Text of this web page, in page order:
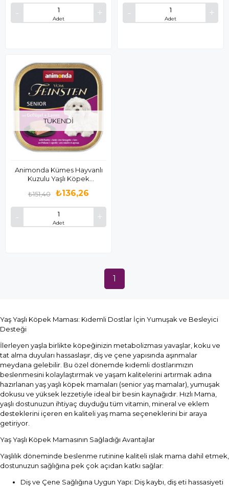
Adet Adet
TÜKENDI
Animonda Kümes Hayvanlı
Kuzulu Yaşlı Köpek
Adet
₺136,26
₺151,40
1
Yaş Yaşlı Köpek Maması: Kıdemli Dostlar İçin Yumuşak ve Besleyici
Desteği
İlerleyen yaşla birlikte köpeğinizin metabolizması yavaşlar, koku ve
tat alma duyuları hassaslaşır, diş ve çene yapısında aşınmalar
meydana gelebilir. Bu özel dönemde kıdemli dostlarımızın
beslenmesini kolaylaştırmak ve yaşam kalitelerini artırmak adına
hazırlanan yaş yaşlı köpek mamaları (senior yaş mamalar), yumuşak
dokusu ve yüksek lezzetiyle ideal bir besin kaynağıdır. Hızlı Mama,
yaşlı dostunuzun ihtiyaç duyduğu tüm vitamin, mineral ve eklem
desteklerini içeren en kaliteli yaş mama seçeneklerini bir araya
getiriyor.
Yaş Yaşlı Köpek Mamasının Sağladığı Avantajlar
Yaşlılık döneminde beslenme rutinine kaliteli ıslak mama dahil etmek,
dostunuzun sağlığına pek çok açıdan katkı sağlar:
Diş ve Çene Sağlığına Uygun Yapı: Diş kaybı, diş eti hassasiyeti